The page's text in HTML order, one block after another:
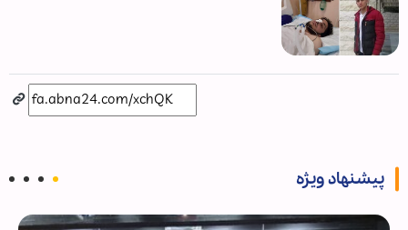
پیشنهاد ویژه